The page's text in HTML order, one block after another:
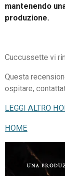
mantenendo
produzione.
Cuccussette vi
Questa
ospitare,
LEGGI ALTRO
HOME